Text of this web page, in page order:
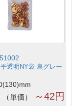
51002
透明NY袋 裏グレー
単価 ～42円